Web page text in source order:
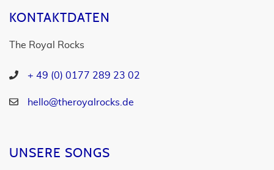
KONTAKTDATEN
The Royal Rocks
+ 49 (0) 0177 289 23 02
hello@theroyalrocks.de
UNSERE SONGS